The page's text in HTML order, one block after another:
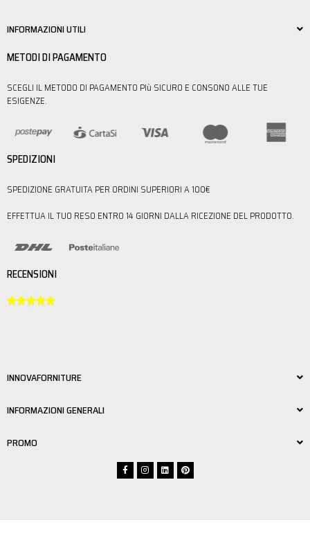
INFORMAZIONI UTILI
METODI DI PAGAMENTO
SCEGLI IL METODO DI PAGAMENTO PIù SICURO E CONSONO ALLE TUE
ESIGENZE.
SPEDIZIONI
SPEDIZIONE GRATUITA PER ORDINI SUPERIORI A 100€
EFFETTUA IL TUO RESO ENTRO 14 GIORNI DALLA RICEZIONE DEL PRODOTTO.
RECENSIONI

INNOVAFORNITURE
INFORMAZIONI GENERALI
PROMO